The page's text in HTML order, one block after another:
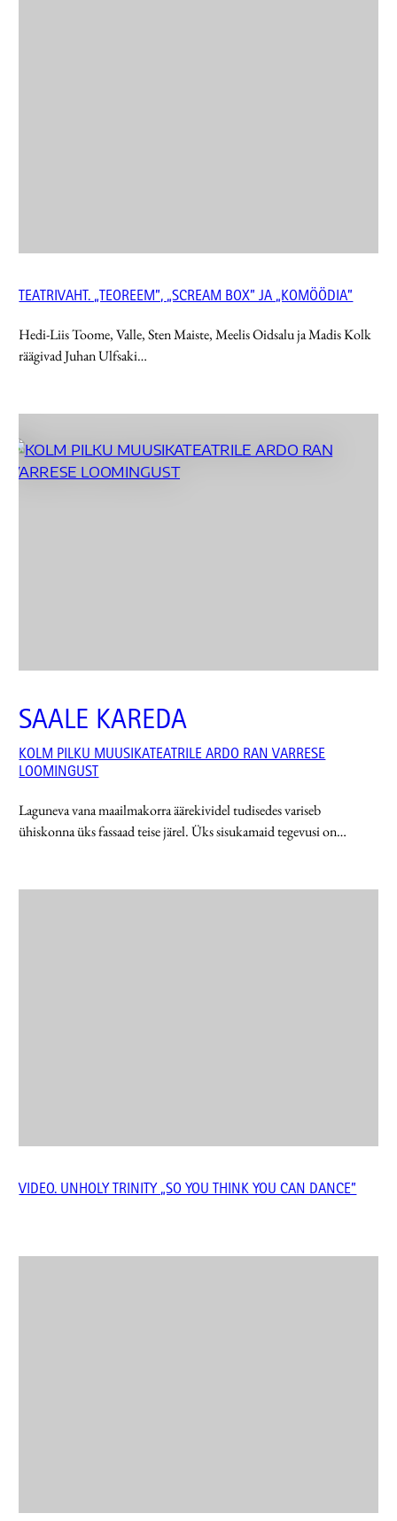
TEATRIVAHT. „TEOREEM”, „SCREAM BOX” JA „KOMÖÖDIA”
Hedi-Liis Toome, Valle, Sten Maiste, Meelis Oidsalu ja Madis Kolk
räägivad Juhan Ulfsaki…
SAALE KAREDA
KOLM PILKU MUUSIKATEATRILE ARDO RAN VARRESE
LOOMINGUST
Laguneva vana maailmakorra äärekividel tudisedes variseb
ühiskonna üks fassaad teise järel. Üks sisukamaid tegevusi on…
VIDEO. UNHOLY TRINITY „SO YOU THINK YOU CAN DANCE”